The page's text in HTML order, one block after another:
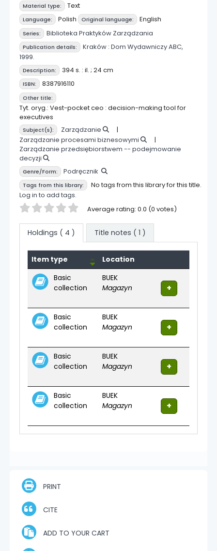
Material type: Text
Language: Polish Original language: English
Series: Biblioteka Praktyków Zarządzania
Publication details: Kraków : Dom Wydawniczy ABC,
1999.
Description: 394 s. : il. ; 24 cm
ISBN: 8387916110
Other title:
Tyt. oryg.: Vest-pocket ceo : decision-making tool for
executives
Subject(s):
Zarządzanie
Zarządzanie procesami biznesowymi
Zarządzanie przedsiębiorstwem -- podejmowanie
decyzji
Genre/Form: Podręcznik
Tags from this library:
No tags from this library for this title.
Log in to add tags.
Star ratings Average rating: 0.0 (0 votes)
Holdings ( 4 ) Title notes ( 1 )
Holdings
Item type
Location
Basic
collection
BUEK
Magazyn
Basic
collection
BUEK
Magazyn
Basic
collection
BUEK
Magazyn
Basic
collection
BUEK
Magazyn
PRINT
CITE
ADD TO YOUR CART